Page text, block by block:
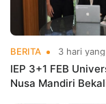
BERITA 3 hari
IEP 3+1 FEB
Nusa Mandiri